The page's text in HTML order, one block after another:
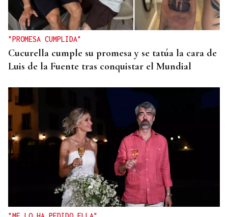
"PROMESA CUMPLIDA"
Cucurella cumple su promesa y se tatúa la cara de
Luis de la Fuente tras conquistar el Mundial